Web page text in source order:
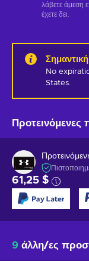
λάβετε άμεση
έχετε δει.
No
States.
61,25 $
9 άλλη/ες